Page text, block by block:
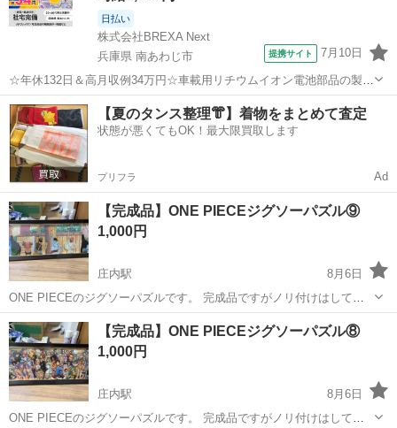
日払い
株式会社BREXA Next
兵庫県 南あわじ市
提携サイト 7月10日
☆年休132日＆高月収例34万円☆車載用リチウムイオン電池部品の製造
／4勤2休でオフも充実♪／家具・家電付き社宅あり＆前払いで生活支援
物資が受け取れる◎／20〜40代男女活躍中！ 車載用リチウムイオン電
池部品の製造 車載用...
兵庫 南あわじ市 その他
【夏のタンス整理👘】着物をまとめて査定
状態が悪くてもOK！最大限買取します
プリフラ Ad
【完成品】ONE PIECEジグソーパズル⑨
1,000円
庄内駅
8月6日
ONE PIECEのジグソーパズルです。 完成品ですがノリ付けはしてま
せん。 現物のお渡しとなります。 引っ越しに伴い精査し出品です。
もともと部屋に飾っていたものとなりますので ノークレーム、ノーリ
ターンでお願いします。
大阪 豊中市 庄内駅 ジグソーパズル
【完成品】ONE PIECEジグソーパズル⑧
1,000円
庄内駅
8月6日
ONE PIECEのジグソーパズルです。 完成品ですがノリ付けはしてま